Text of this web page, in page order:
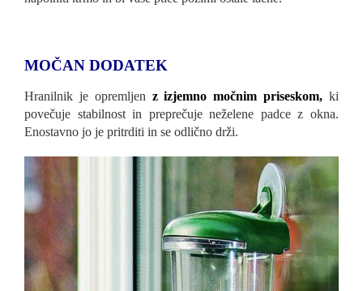
MOČAN DODATEK
Hranilnik je opremljen z izjemno močnim priseskom,ki
povečuje stabilnost in preprečuje neželene padce z okna.
Enostavno jo je pritrditi in se odlično drži.